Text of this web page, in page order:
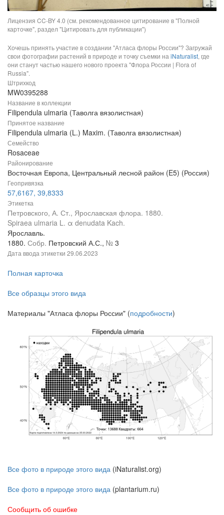
Лицензия CC-BY 4.0 (см. рекомендованное цитирование в "Полной
карточке", раздел "Цитировать для публикации")
Хочешь принять участие в создании "Атласа флоры России"? Загружай
свои фотографии растений в природе и точку съемки на iNaturalist, где
они станут частью нашего нового проекта "Флора России | Flora of
Russia".
Штрихкод
MW0395288
Название в коллекции
Filipendula ulmaria (Таволга вязолистная)
Принятое название
Filipendula ulmaria (L.) Maxim. (Таволга вязолистная)
Семейство
Rosaceae
Районирование
Восточная Европа, Центральный лесной район (E5) (Россия)
Геопривязка
57,6167, 39,8333
Этикетка
Петровского, А. Ст., Ярославская флора. 1880.
Spiraea ulmaria L. α denudata Kach.
Ярославль.
1880. Собр. Петровский А.С., № 3
Дата ввода этикетки 29.06.2023
Полная карточка
Все образцы этого вида
Материалы "Атласа флоры России" (подробности)
Все фото в природе этого вида (iNaturalist.org)
Все фото в природе этого вида (plantarium.ru)
Сообщить об ошибке